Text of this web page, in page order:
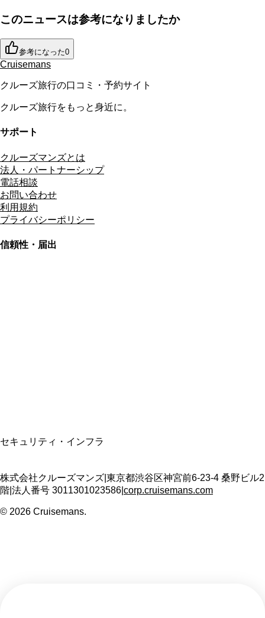
このニュースは参考になりましたか
参考になった0
Cruisemans
クルーズ旅行の口コミ・予約サイト
クルーズ旅行をもっと身近に。
サポート
クルーズマンズとは
法人・パートナーシップ
電話相談
お問い合わせ
利用規約
プライバシーポリシー
信頼性・届出
セキュリティ・インフラ
株式会社クルーズマンズ 東京都渋谷区神宮前6-23-4 桑野ビル2
階 法人番号 3011301023586 corp.cruisemans.com
© 2026 Cruisemans.